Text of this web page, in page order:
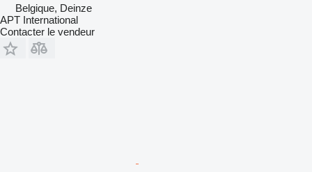
Belgique, Deinze
APT International
Contacter le vendeur